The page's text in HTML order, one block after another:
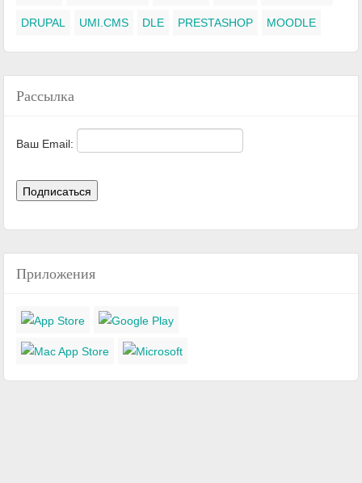
DRUPAL UMI.CMS DLE PRESTASHOP MOODLE
Рассылка
Ваш Email:
Приложения